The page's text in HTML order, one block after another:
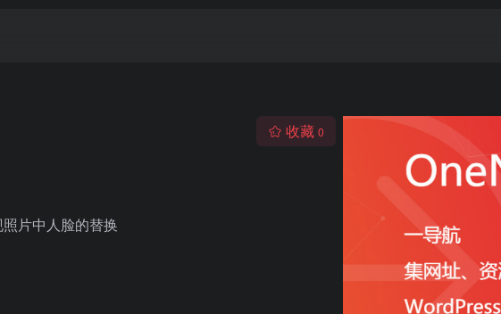
收藏 0
片中人脸的替换